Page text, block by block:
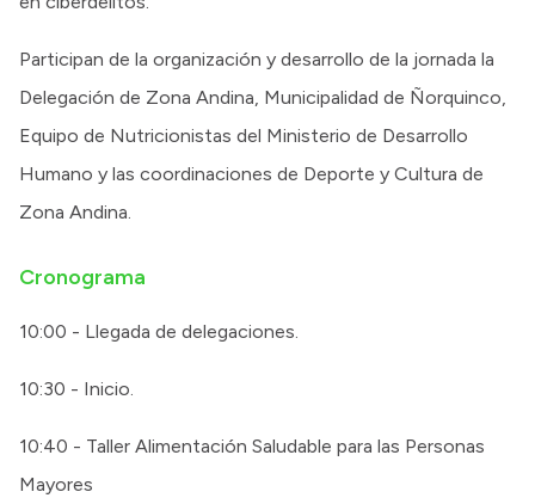
Participan de la organización y desarrollo de la jornada la
Delegación de Zona Andina, Municipalidad de Ñorquinco,
Equipo de Nutricionistas del Ministerio de Desarrollo
Humano y las coordinaciones de Deporte y Cultura de
Zona Andina.
Cronograma
10:00 - Llegada de delegaciones.
10:30 - Inicio.
10:40 - Taller Alimentación Saludable para las Personas
Mayores